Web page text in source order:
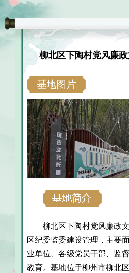
柳北区下陶村党风廉
基地图片
柳北区下陶村党风廉政
区纪委监委建设管理，主要
业单位、各级党员干部、监
教育。基地位于柳州市柳北